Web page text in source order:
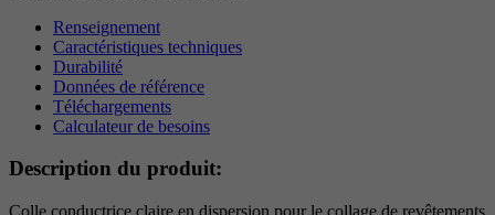
Renseignement
Caractéristiques techniques
Durabilité
Données de référence
Téléchargements
Calculateur de besoins
Description du produit: